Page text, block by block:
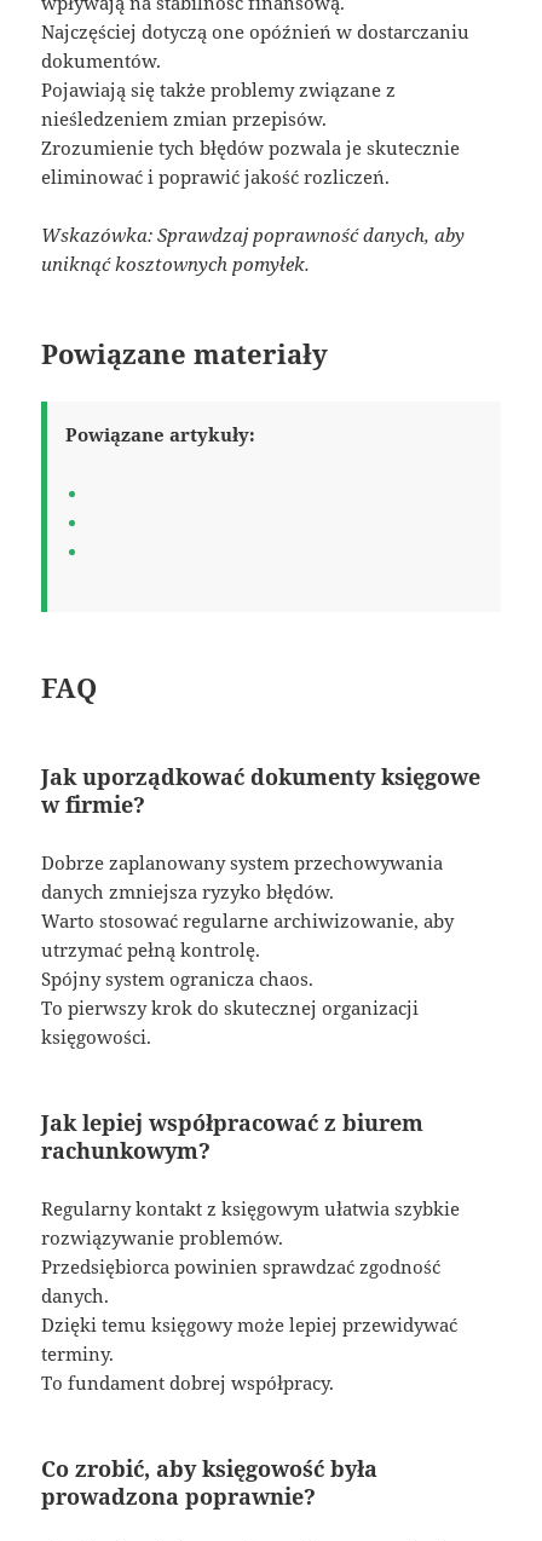
Najczęściej dotyczą one opóźnień w dostarczaniu
dokumentów.
Pojawiają się także problemy związane z
nieśledzeniem zmian przepisów.
Zrozumienie tych błędów pozwala je skutecznie
eliminować i poprawić jakość rozliczeń.
Wskazówka: Sprawdzaj poprawność danych, aby
uniknąć kosztownych pomyłek.
Powiązane materiały
Powiązane artykuły:
FAQ
Jak uporządkować dokumenty księgowe
w firmie?
Dobrze zaplanowany system przechowywania
danych zmniejsza ryzyko błędów.
Warto stosować regularne archiwizowanie, aby
utrzymać pełną kontrolę.
Spójny system ogranicza chaos.
To pierwszy krok do skutecznej organizacji
księgowości.
Jak lepiej współpracować z biurem
rachunkowym?
Regularny kontakt z księgowym ułatwia szybkie
rozwiązywanie problemów.
Przedsiębiorca powinien sprawdzać zgodność
danych.
Dzięki temu księgowy może lepiej przewidywać
terminy.
To fundament dobrej współpracy.
Co zrobić, aby księgowość była
prowadzona poprawnie?